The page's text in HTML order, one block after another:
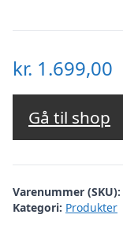
kr. 1.699,00
Gå til shop
Varenummer (SKU):
Kategori: Produkter